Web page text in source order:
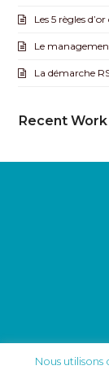
Les 5 règles
Le
La démarche
Recent Work
Nous